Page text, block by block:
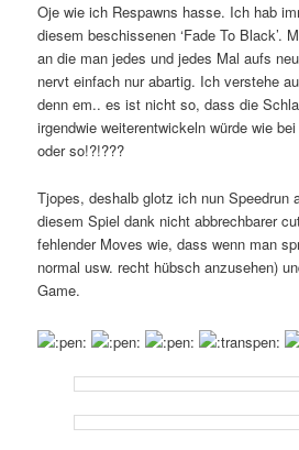
Oje wie ich Respawns hasse. Ich hab
diesem beschissenen ‘Fade To Black’.
an die man jedes und jedes Mal aufs
nervt einfach nur abartig. Ich verstehe
denn em.. es ist nicht so, dass die
irgendwie weiterentwickeln würde wie
oder so!?!???
Tjopes, deshalb glotz ich nun Speedrun
diesem Spiel dank nicht abbrechbarer
fehlender Moves wie, dass wenn man
normal usw. recht hübsch anzusehen)
Game.